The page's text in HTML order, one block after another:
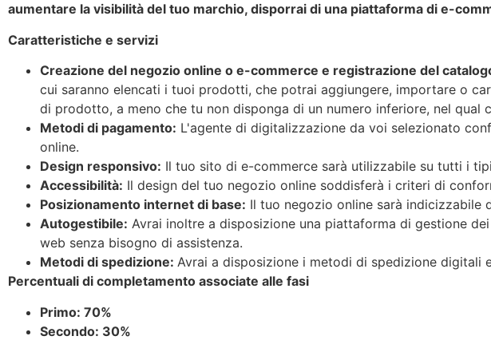
aumentare la visibilità del tuo marchio, disporrai di una piattaforma di e-
Caratteristiche e servizi
Creazione del negozio online o e-commerce e registrazione del
cui saranno elencati i tuoi prodotti, che potrai aggiungere, importare o
di prodotto, a meno che tu non disponga di un numero inferiore, nel qual
Metodi di pagamento: L'agente di digitalizzazione da voi selezionato
online.
Design responsivo: Il tuo sito di e-commerce sarà utilizzabile su tutti i
Accessibilità: Il design del tuo negozio online soddisferà i criteri di
Posizionamento internet di base: Il tuo negozio online sarà indicizzabile
Autogestibile: Avrai inoltre a disposizione una piattaforma di gestione
web senza bisogno di assistenza.
Metodi di spedizione: Avrai a disposizione i metodi di spedizione
Percentuali di completamento associate alle fasi
Primo: 70%
Secondo: 30%